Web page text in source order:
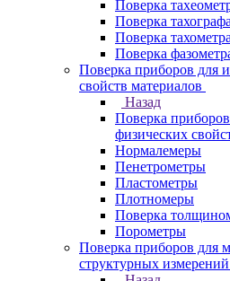
Поверка
Поверка тахографа
Поверка тахометра
Поверка
Поверка приборов для
свойств материалов
Назад
Поверка
физических
Нормалемеры
Пенетрометры
Пластометры
Плотномеры
Поверка
Порометры
Поверка приборов для
структурных измерений